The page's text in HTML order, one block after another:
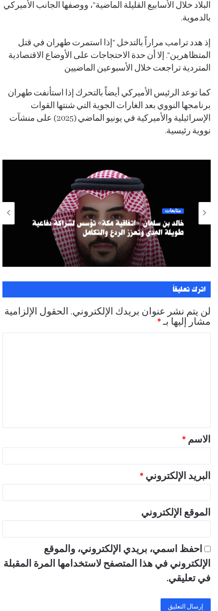
البلاد خلال الأسابيع القليلة الماضية”، ووصفها الجانب الأميركي
بالدموية.
إذ هدد ترامب مراراً بالتدخل “إذا استمرت طهران في قتل
المتظاهرين”. إلا أن حدة الاحتجاجات على الأوضاع الاقتصادية
المتردية تراجعت خلال الأسبوعين الماضيين
كما توعد الرئيس الأميركي أيضاً بالتحرك إذا استأنفت طهران
برنامجها النووي بعد الغارات الجوية التي شنتها القوات
الإسرائيلية والأميركية في يونيو الماضي (2025) على منشآت
نووية رئيسية.
متابعات
خالد بن سلمان: «اتفاقية مكة» تؤسس لشراكة دفاعية
طويلة المدى وتعزز الردع والتكامل
اترك تعليقاً
لن يتم نشر عنوان بريدك الإلكتروني. الحقول الإلزامية
مشار إليها بـ*
ق
*
الاسم *
البريد الإلكتروني *
الموقع الإلكتروني
احفظ اسمي، بريدي الإلكتروني، والموقع
الإلكتروني في هذا المتصفح لاستخدامها المرة المقبلة
في تعليقي.